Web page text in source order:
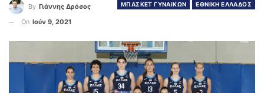
ΜΠΑΣΚΕΤ ΓΥΝΑΙΚΩΝ ΕΘΝΙΚΗ ΕΛΛΑΔΟΣ
By Γιάννης Δρόσος
On Ιούν 9, 2021